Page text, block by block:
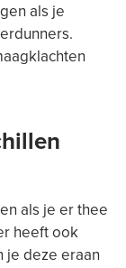
als je
als je er thee
heeft ook
je deze eraan